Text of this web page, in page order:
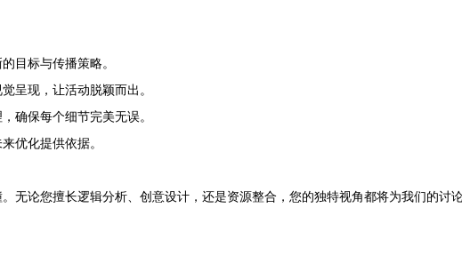
目标与传播策略。
呈现，让活动脱颖而出。
确保每个细节完美无误。
优化提供依据。
无论您擅长逻辑分析、创意设计，还是资源整合，您的独特视角都将为我们的讨